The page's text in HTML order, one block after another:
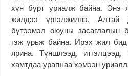
хүн бүрт уриалж байна. Энэ
жилдээ үргэлжилнэ. Алтай
бүтээмэл оюуны засаглалын
гэж урьж байна. Ирэх жил
ярина. Түншлээд, итгэлцээд,
хамтдаа урагшаа хэмээн